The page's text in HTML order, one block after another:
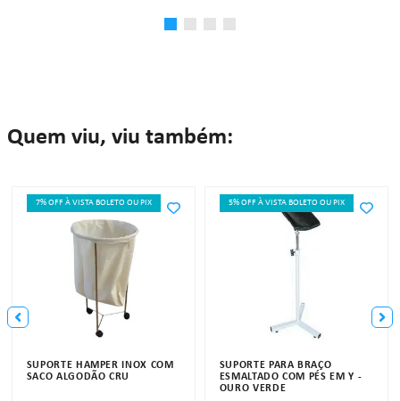
Quem viu, viu também:
7% OFF À VISTA BOLETO OU PIX
SUPORTE HAMPER INOX COM
SACO ALGODÃO CRU
5% OFF À VISTA BOLETO OU PIX
SUPORTE PARA BRAÇO
ESMALTADO COM PÉS EM Y -
OURO VERDE